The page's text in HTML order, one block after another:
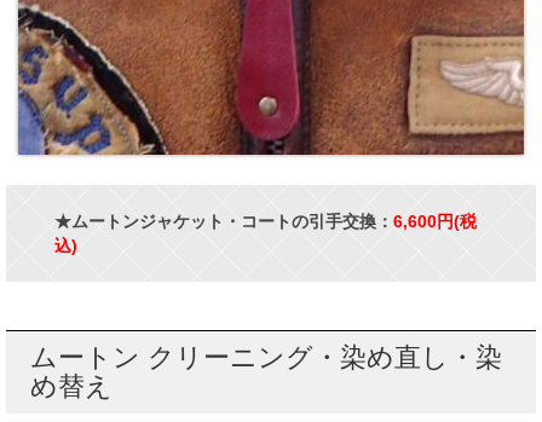
★ムートンジャケット・コートの引手交換： 6,600円(税
込)
ムートン クリーニング・染め直し・染
め替え